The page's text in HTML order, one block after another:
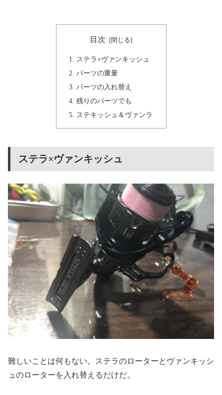
目次
ステラ×ヴァンキッシュ
パーツの重量
パーツの入れ替え
残りのパーツでも
ステキッシュ＆ヴァンラ
ステラ×ヴァンキッシュ
難しいことは何もない。ステラのローターとヴァンキッシ
ュのローターを入れ替えるだけだ。